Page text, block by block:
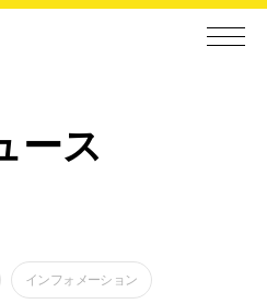
ース
インフォメーション